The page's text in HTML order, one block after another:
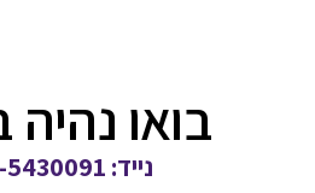
בואו
נייד: 058-5430091